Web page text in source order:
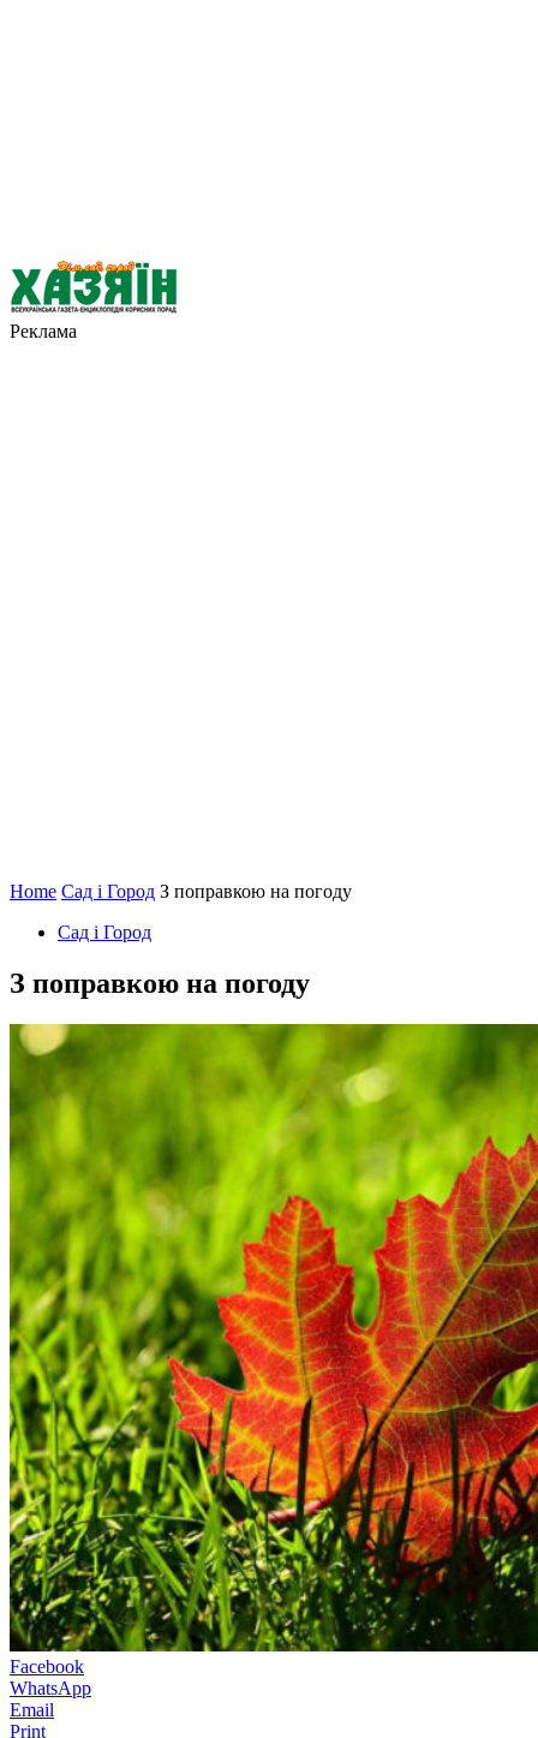
Реклама
Home Сад і Город З поправкою на погоду
Сад і Город
З поправкою на погоду
Facebook
WhatsApp
Email
Print